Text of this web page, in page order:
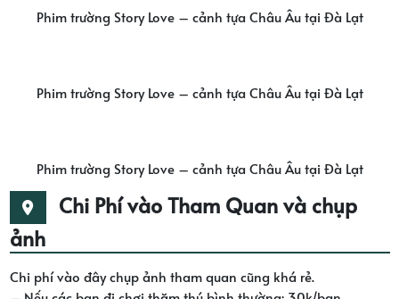
Phim trường Story Love – cảnh tựa Châu Âu tại Đà Lạt
Phim trường Story Love – cảnh tựa Châu Âu tại Đà Lạt
Phim trường Story Love – cảnh tựa Châu Âu tại Đà Lạt
Chi Phí vào Tham Quan và chụp
ảnh
Chi phí vào đây chụp ảnh tham quan cũng khá rẻ.